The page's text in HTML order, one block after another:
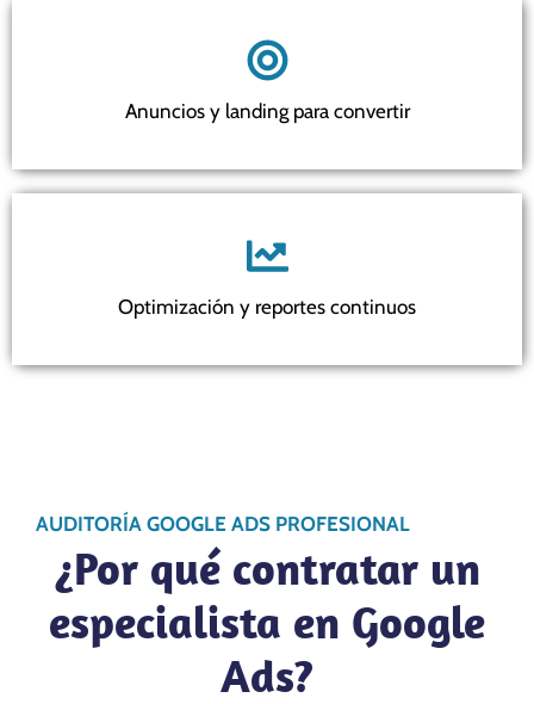
Anuncios y landing para convertir
Optimización y reportes continuos
AUDITORÍA GOOGLE ADS PROFESIONAL
¿Por qué contratar un
especialista en Google
Ads?